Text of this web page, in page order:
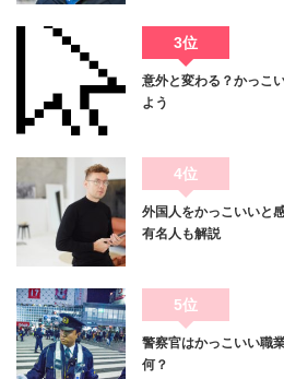
3位
意外と変わる？かっこ
よう
4位
外国人をかっこいいと
有名人も解説
5位
警察官はかっこいい職
何？